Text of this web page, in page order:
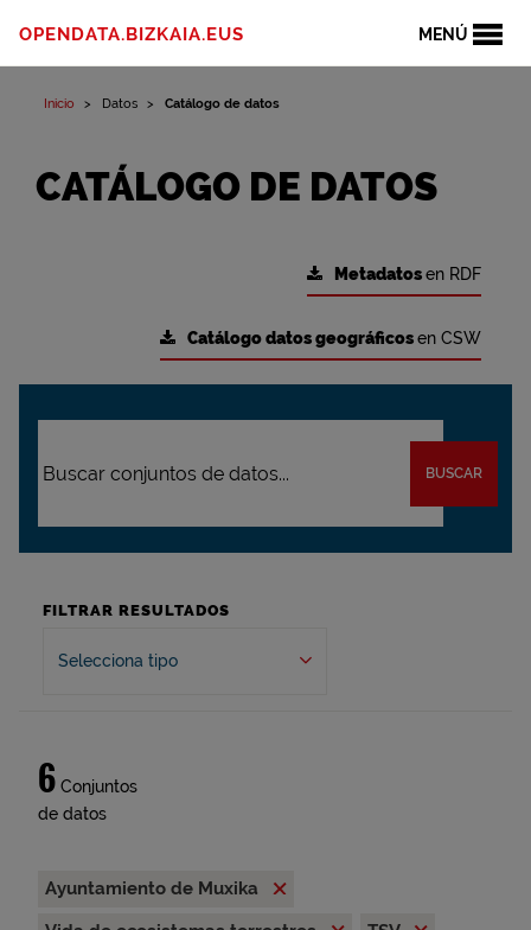
MENÚ
OPENDATA.BIZKAIA.EUS
Inicio Datos Catálogo de datos
CATÁLOGO DE DATOS
Metadatosen RDF
Catálogo datos geográficosen CSW
BUSCAR
FILTRAR RESULTADOS
Selecciona tipo
6 Conjuntos
de datos
Ayuntamiento de Muxika